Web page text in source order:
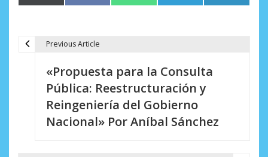
en
(Twitter) en en en en
Previous Article
«Propuesta para la Consulta
Pública: Reestructuración y
Reingeniería del Gobierno
Nacional» Por Aníbal Sánchez